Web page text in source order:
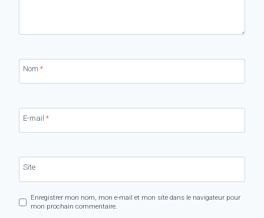
Nom *
E-mail *
Site
Enregistrer mon nom, mon e-mail et mon site dans le navigateur pour
mon prochain commentaire.